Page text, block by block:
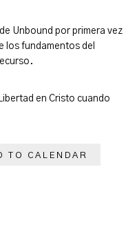
Unbound por primera vez
los fundamentos del
en Cristo cuando
TO CALENDAR